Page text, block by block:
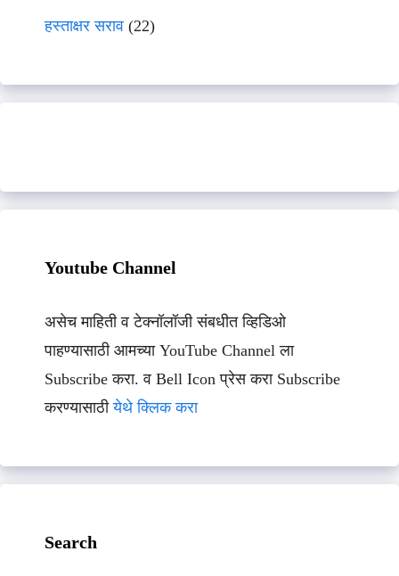
हस्ताक्षर सराव (22)
Youtube Channel
असेच माहिती व टेक्नॉलॉजी संबधीत व्हिडिओ
पाहण्यासाठी आमच्या YouTube Channel ला
Subscribe करा. व Bell Icon प्रेस करा Subscribe
करण्यासाठीयेथे क्लिक करा
Search